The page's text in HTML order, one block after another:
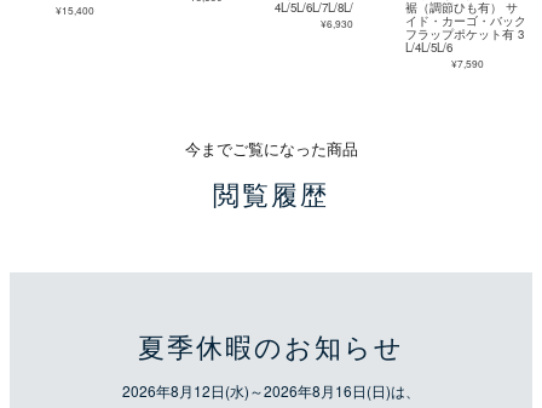
¥15,400 4L/5L/6L/7L/8L/
¥6,930
裾（調節ひも有） サ
イド・カーゴ・バック
フラップポケット有 3
L/4L/5L/6
¥7,590
今までご覧になった商品
閲覧履歴
夏季休暇のお知らせ
2026年8月12日(水)～2026年8月16日(日)は、